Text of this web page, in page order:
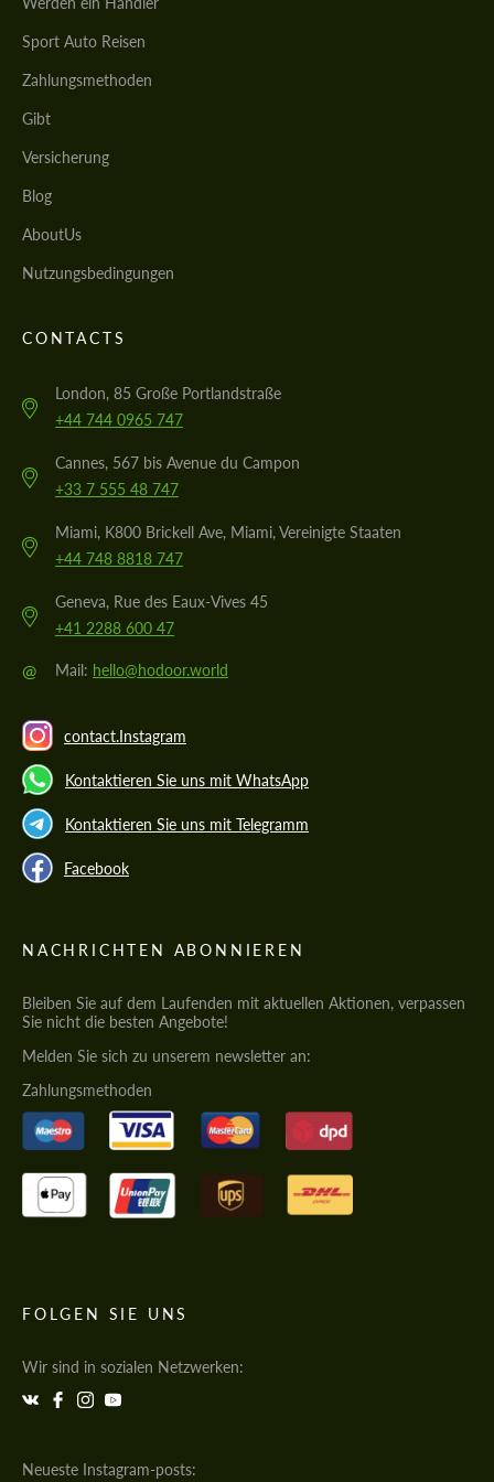
Sport Auto Reisen
Zahlungsmethoden
Gibt
Versicherung
Blog
AboutUs
Nutzungsbedingungen
CONTACTS
London, 85 Große Portlandstraße
+44 744 0965 747
Cannes, 567 bis Avenue du Campon
+33 7 555 48 747
Miami, K800 Brickell Ave, Miami, Vereinigte Staaten
+44 748 8818 747
Geneva, Rue des Eaux-Vives 45
+41 2288 600 47
@ Mail: hello@hodoor.world
contact.Instagram
Kontaktieren Sie uns mit WhatsApp
Kontaktieren Sie uns mit Telegramm
Facebook
NACHRICHTEN ABONNIEREN
Bleiben Sie auf dem Laufenden mit aktuellen Aktionen, verpassen
Sie nicht die besten Angebote!
Melden Sie sich zu unserem newsletter an:
Zahlungsmethoden
FOLGEN SIE UNS
Wir sind in sozialen Netzwerken:
Neueste Instagram-posts:
KONTAKTIEREN SIE MICH
KONTAKTIEREN SIE MICH